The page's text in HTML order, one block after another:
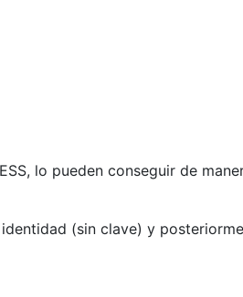
lo pueden conseguir de
(sin clave) y